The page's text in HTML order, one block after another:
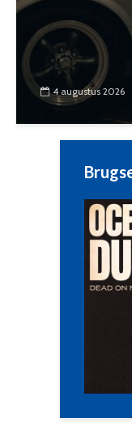
4 augustus 2026